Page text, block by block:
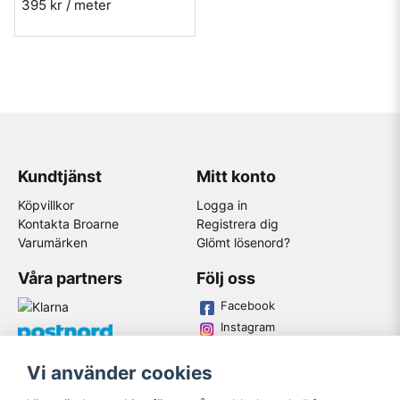
395 kr / meter
Kundtjänst
Köpvillkor
Kontakta Broarne
Varumärken
Mitt konto
Logga in
Registrera dig
Glömt lösenord?
Våra partners Följ oss
Facebook
Instagram
Vi använder cookies